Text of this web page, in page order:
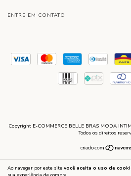
Ao navegar por este site você aceita o uso de
ENTRE EM CONTATO
Copyright E-COMMERCE BELLE BRAS MODA
Todos os direitos